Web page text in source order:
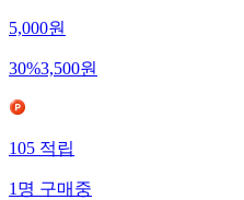
5,000원
30%3,500원
105 적립
1 명 구매중